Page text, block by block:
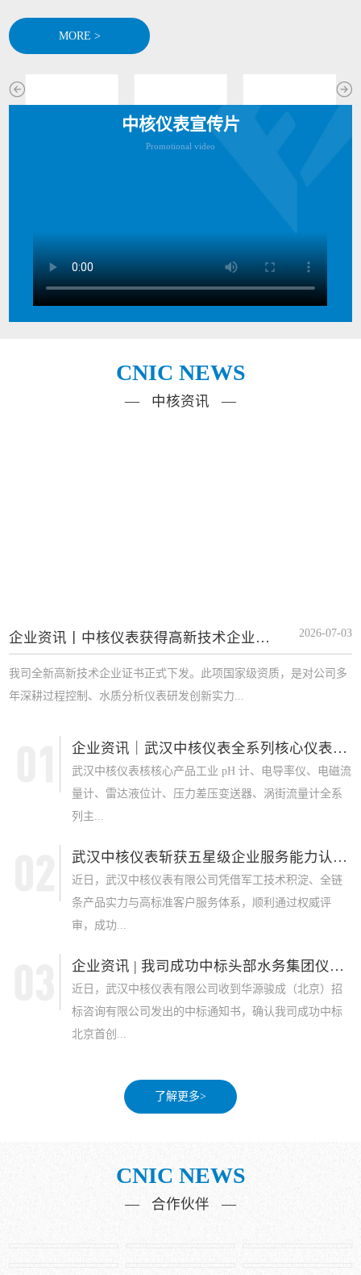
MORE >
中核仪表宣传片
Promotional video
CNIC NEWS
— 中核资讯 —
企业资讯丨中核仪表获得高新技术企业证书 2026-07-03
我司全新高新技术企业证书正式下发。此项国家级资质，是对公司多
年深耕过程控制、水质分析仪表研发创新实力...
企业资讯｜武汉中核仪表全系列核心仪表获 SI...
武汉中核仪表核核心产品工业 pH 计、电导率仪、电磁流
量计、雷达液位计、压力差压变送器、涡街流量计全系
列主...
武汉中核仪表斩获五星级企业服务能力认证，军...
近日，武汉中核仪表有限公司凭借军工技术积淀、全链
条产品实力与高标准客户服务体系，顺利通过权威评
审，成功...
企业资讯 | 我司成功中标头部水务集团仪表采...
近日，武汉中核仪表有限公司收到华源骏成（北京）招
标咨询有限公司发出的中标通知书，确认我司成功中标
北京首创...
了解更多>
CNIC NEWS
— 合作伙伴 —